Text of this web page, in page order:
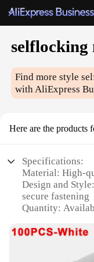
selflocking
Find more style
with AliExpress
Here are the products
Specifications:
Material: High-
Design and
secure fastening
Quantity:
securing cables
Performance